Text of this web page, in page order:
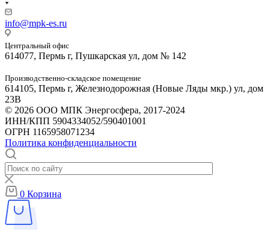
info@mpk-es.ru
Центральный офис
614077, Пермь г, Пушкарская ул, дом № 142
Производственно-складское помещение
614105, Пермь г, Железнодорожная (Новые Ляды мкр.) ул, дом
23В
© 2026 ООО МПК Энергосфера, 2017-2024
ИНН/КПП 5904334052/590401001
ОГРН 1165958071234
Политика конфиденциальности
0 Корзина